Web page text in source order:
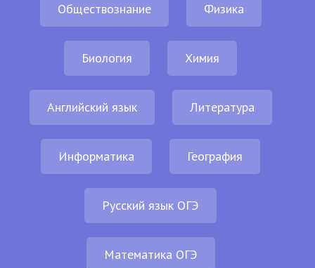
Обществознание Физика
Биология Химия
Английский язык Литература
Информатика География
Русский язык ОГЭ
Математика ОГЭ